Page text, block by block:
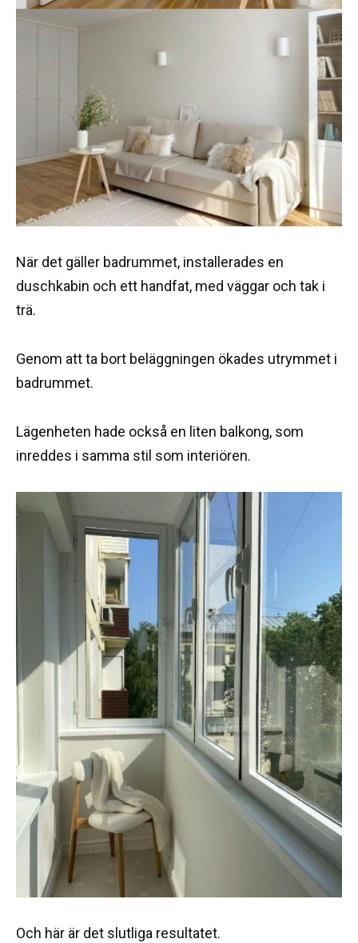
När det gäller badrummet, installerades en
duschkabin och ett handfat, med väggar och tak i
trä.
Genom att ta bort beläggningen ökades utrymmet i
badrummet.
Lägenheten hade också en liten balkong, som
inreddes i samma stil som interiören.
Och här är det slutliga resultatet.